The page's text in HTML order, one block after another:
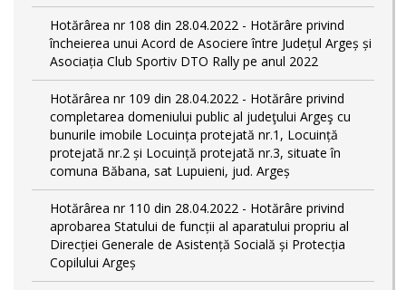
Hotărârea nr 108 din 28.04.2022 - Hotărâre privind
încheierea unui Acord de Asociere între Județul Argeș și
Asociația Club Sportiv DTO Rally pe anul 2022
Hotărârea nr 109 din 28.04.2022 - Hotărâre privind
completarea domeniului public al judeţului Argeş cu
bunurile imobile Locuința protejată nr.1, Locuință
protejată nr.2 și Locuință protejată nr.3, situate în
comuna Băbana, sat Lupuieni, jud. Argeș
Hotărârea nr 110 din 28.04.2022 - Hotărâre privind
aprobarea Statului de funcții al aparatului propriu al
Direcției Generale de Asistență Socială și Protecția
Copilului Argeș